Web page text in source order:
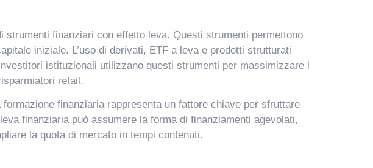
strumenti finanziari con effetto leva. Questi strumenti permettono
iniziale. L’uso di derivati, ETF a leva e prodotti strutturati
istituzionali utilizzano questi strumenti per massimizzare i
retail.
formazione finanziaria rappresenta un fattore chiave per sfruttare
finanziaria può assumere la forma di finanziamenti agevolati,
la quota di mercato in tempi contenuti.